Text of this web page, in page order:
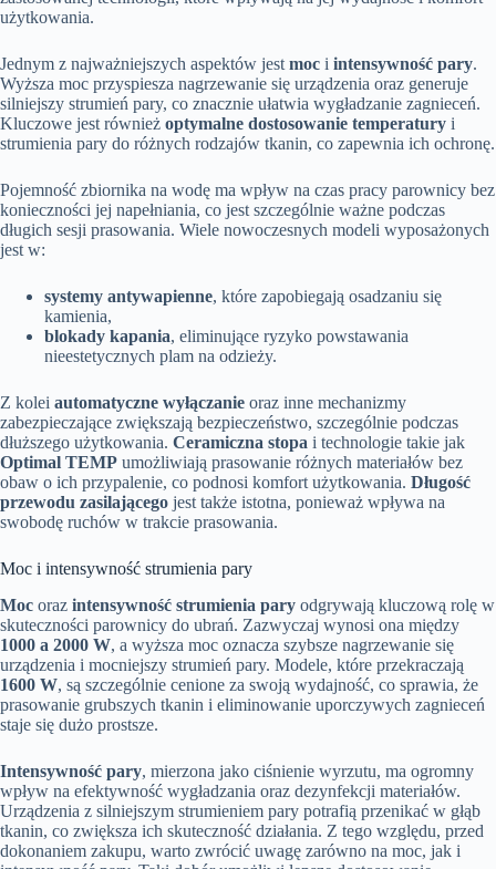
użytkowania.
Jednym z najważniejszych aspektów jest moc i intensywność pary.
Wyższa moc przyspiesza nagrzewanie się urządzenia oraz generuje
silniejszy strumień pary, co znacznie ułatwia wygładzanie zagnieceń.
Kluczowe jest również optymalne dostosowanie temperatury i
strumienia pary do różnych rodzajów tkanin, co zapewnia ich ochronę.
Pojemność zbiornika na wodę ma wpływ na czas pracy parownicy bez
konieczności jej napełniania, co jest szczególnie ważne podczas
długich sesji prasowania. Wiele nowoczesnych modeli wyposażonych
jest w:
systemy antywapienne, które zapobiegają osadzaniu się
kamienia,
blokady kapania, eliminujące ryzyko powstawania
nieestetycznych plam na odzieży.
Z kolei automatyczne wyłączanie oraz inne mechanizmy
zabezpieczające zwiększają bezpieczeństwo, szczególnie podczas
dłuższego użytkowania. Ceramiczna stopa i technologie takie jak
Optimal TEMP umożliwiają prasowanie różnych materiałów bez
obaw o ich przypalenie, co podnosi komfort użytkowania. Długość
przewodu zasilającego jest także istotna, ponieważ wpływa na
swobodę ruchów w trakcie prasowania.
Moc i intensywność strumienia pary
Moc oraz intensywność strumienia pary odgrywają kluczową rolę w
skuteczności parownicy do ubrań. Zazwyczaj wynosi ona między
1000 a 2000 W, a wyższa moc oznacza szybsze nagrzewanie się
urządzenia i mocniejszy strumień pary. Modele, które przekraczają
1600 W, są szczególnie cenione za swoją wydajność, co sprawia, że
prasowanie grubszych tkanin i eliminowanie uporczywych zagnieceń
staje się dużo prostsze.
Intensywność pary, mierzona jako ciśnienie wyrzutu, ma ogromny
wpływ na efektywność wygładzania oraz dezynfekcji materiałów.
Urządzenia z silniejszym strumieniem pary potrafią przenikać w głąb
tkanin, co zwiększa ich skuteczność działania. Z tego względu, przed
dokonaniem zakupu, warto zwrócić uwagę zarówno na moc, jak i